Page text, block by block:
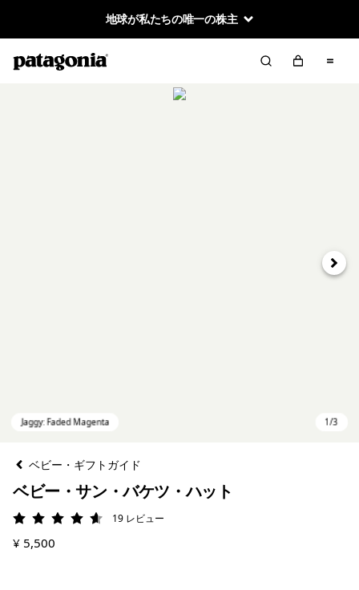
地球が私たちの唯一の株主
次へ
ベビー・ギフトガイド
ベビー・サン・バケツ・ハット
評価: 4.6 / 5
19 レビュー
¥ 5,500